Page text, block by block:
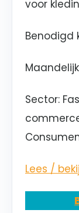
voor
Benodigd
Sector:
Lees /